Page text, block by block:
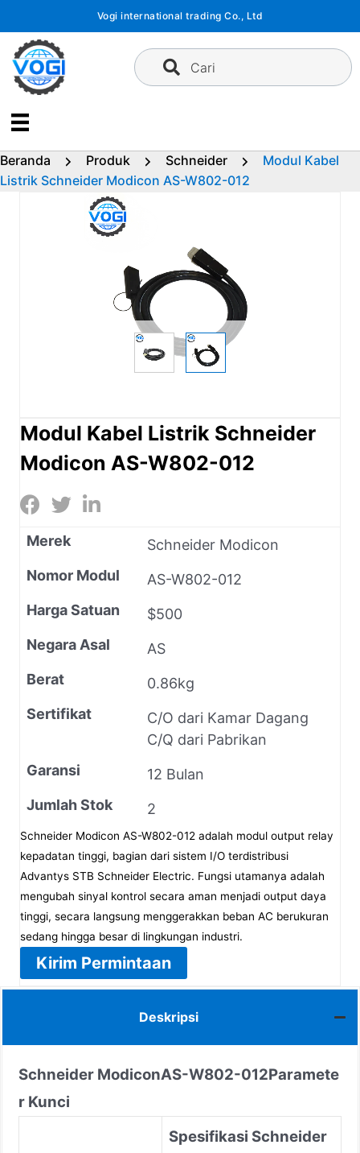
konten
Vogi international trading Co., Ltd
Cari
Beranda Produk Schneider
Modul Kabel
Listrik Schneider Modicon AS-W802-012
Modul Kabel Listrik Schneider
Modicon AS-W802-012
Merek
Schneider Modicon
Nomor Modul
AS-W802-012
Harga Satuan
$500
Negara Asal
AS
Berat
0.86kg
Sertifikat
C/O dari Kamar Dagang
C/Q dari Pabrikan
Garansi
12 Bulan
Jumlah Stok
2
Schneider Modicon AS-W802-012 adalah modul output relay
kepadatan tinggi, bagian dari sistem I/O terdistribusi
Advantys STB Schneider Electric. Fungsi utamanya adalah
mengubah sinyal kontrol secara aman menjadi output daya
tinggi, secara langsung menggerakkan beban AC berukuran
sedang hingga besar di lingkungan industri.
Kirim Permintaan
Deskripsi
Schneider ModiconAS-W802-012Paramete
r Kunci
Spesifikasi Schneider